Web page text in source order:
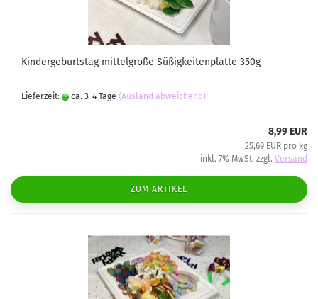
Kindergeburtstag mittelgroße Süßigkeitenplatte 350g
Lieferzeit: ca. 3-4 Tage (Ausland abweichend)
8,99 EUR
25,69 EUR pro kg
inkl. 7% MwSt. zzgl. Versand
ZUM ARTIKEL